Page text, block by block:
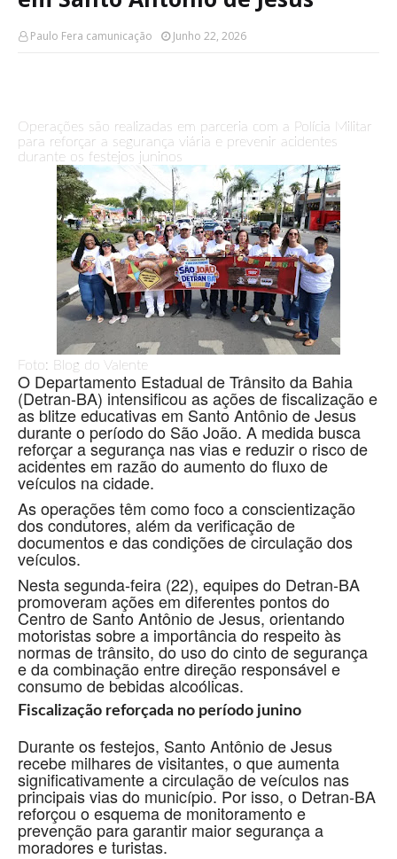
Paulo Fera camunicação Junho 22, 2026
Operações são realizadas em parceria com a Polícia Militar
para reforçar a segurança viária e prevenir acidentes
durante os festejos juninos
Foto: Blog do Valente
O Departamento Estadual de Trânsito da Bahia
(Detran-BA) intensificou as ações de fiscalização e
as blitze educativas em Santo Antônio de Jesus
durante o período do São João. A medida busca
reforçar a segurança nas vias e reduzir o risco de
acidentes em razão do aumento do fluxo de
veículos na cidade.
As operações têm como foco a conscientização
dos condutores, além da verificação de
documentos e das condições de circulação dos
veículos.
Nesta segunda-feira (22), equipes do Detran-BA
promoveram ações em diferentes pontos do
Centro de Santo Antônio de Jesus, orientando
motoristas sobre a importância do respeito às
normas de trânsito, do uso do cinto de segurança
e da combinação entre direção responsável e
consumo de bebidas alcoólicas.
Fiscalização reforçada no período junino
Durante os festejos, Santo Antônio de Jesus
recebe milhares de visitantes, o que aumenta
significativamente a circulação de veículos nas
principais vias do município. Por isso, o Detran-BA
reforçou o esquema de monitoramento e
prevenção para garantir maior segurança a
moradores e turistas.